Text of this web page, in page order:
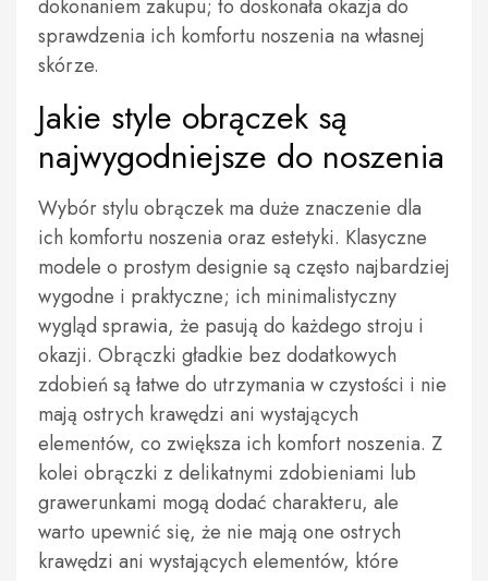
dokonaniem zakupu; to doskonała okazja do
sprawdzenia ich komfortu noszenia na własnej
skórze.
Jakie style obrączek są
najwygodniejsze do noszenia
Wybór stylu obrączek ma duże znaczenie dla
ich komfortu noszenia oraz estetyki. Klasyczne
modele o prostym designie są często najbardziej
wygodne i praktyczne; ich minimalistyczny
wygląd sprawia, że pasują do każdego stroju i
okazji. Obrączki gładkie bez dodatkowych
zdobień są łatwe do utrzymania w czystości i nie
mają ostrych krawędzi ani wystających
elementów, co zwiększa ich komfort noszenia. Z
kolei obrączki z delikatnymi zdobieniami lub
grawerunkami mogą dodać charakteru, ale
warto upewnić się, że nie mają one ostrych
krawędzi ani wystających elementów, które